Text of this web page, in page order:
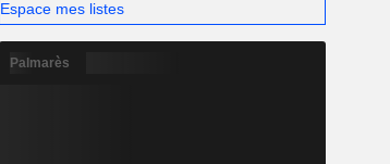
Espace mes listes
Palmarès